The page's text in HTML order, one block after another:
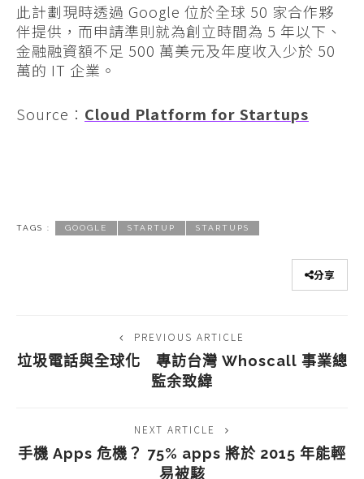
此計劃現時透過 Google 位於全球 50 家合作夥
伴提供，而申請準則就為創立時間為 5 年以下、
金融融資額不足 500 萬美元及年度收入少於 50
萬的 IT 企業。
Source： Cloud Platform for Startups
TAGS : GOOGLE STARTUP STARTUPS
分享
PREVIOUS ARTICLE
垃圾電話與全球化 專訪台灣 Whoscall 事業總
監余致緯
NEXT ARTICLE
手機 Apps 危機？ 75% apps 將於 2015 年能輕
易被駭